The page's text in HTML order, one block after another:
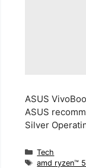
ASUS
ASUS
Silver
Categories
Tech
Tags
amd ryzen™